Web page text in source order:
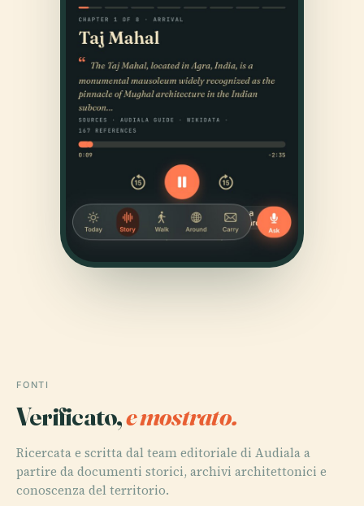
FONTI
Verificato,e mostrato.
Ricercata e scritta dal team editoriale di Audiala a
partire da documenti storici, archivi architettonici e
conoscenza del territorio.